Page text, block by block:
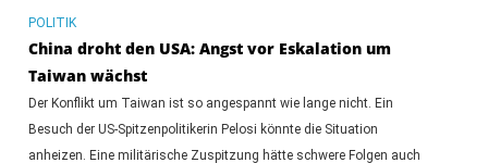
POLITIK
China droht den USA: Angst vor Eskalation um
Taiwan wächst
Der Konflikt um Taiwan ist so angespannt wie lange nicht. Ein
Besuch der US-Spitzenpolitikerin Pelosi könnte die Situation
anheizen. Eine militärische Zuspitzung hätte schwere Folgen auch